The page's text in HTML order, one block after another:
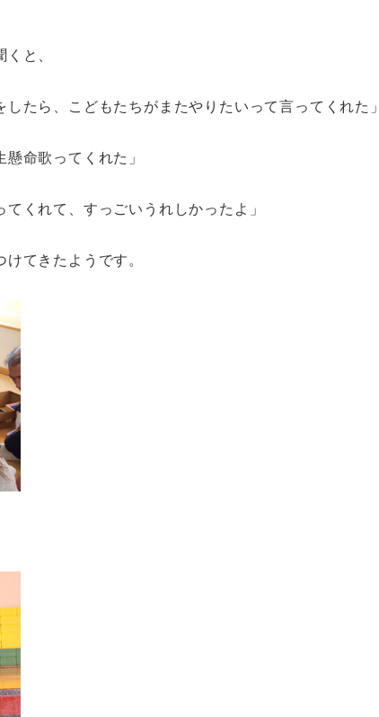
と、
したら、こどもたちがまたやりたいって言ってくれた」
懸命歌ってくれた」
てくれて、すっごいうれしかったよ」
てきたようです。